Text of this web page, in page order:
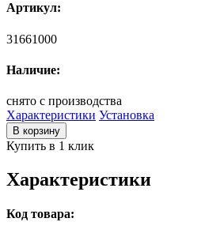
Артикул:
31661000
Наличие:
снято с производства
Характеристики Установка
В корзину
Купить в 1 клик
Характеристики
Код товара: